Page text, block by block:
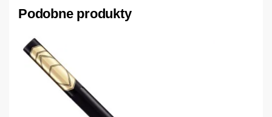
Podobne produkty